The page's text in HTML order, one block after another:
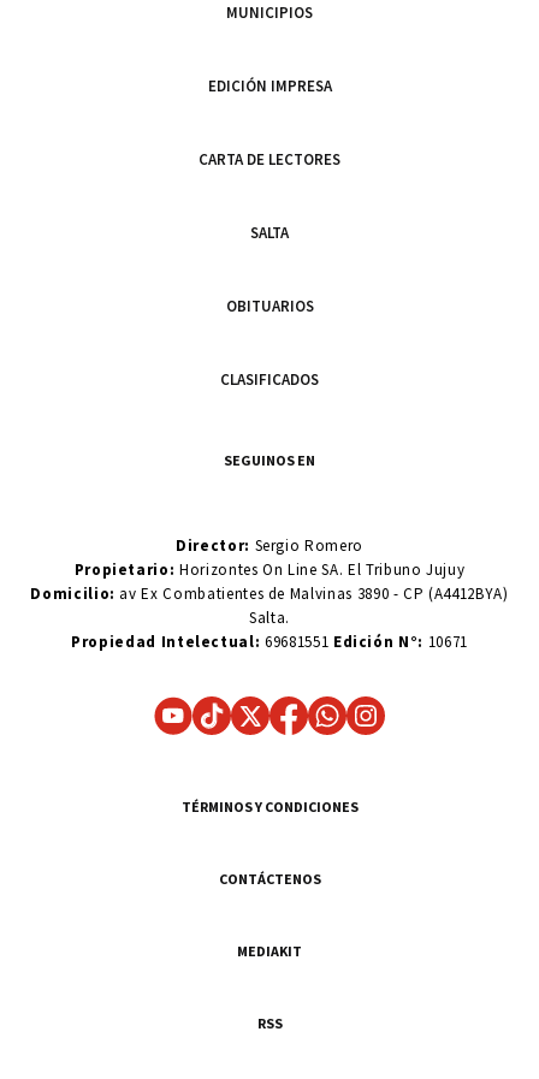
MUNICIPIOS
EDICIÓN IMPRESA
CARTA DE LECTORES
SALTA
OBITUARIOS
CLASIFICADOS
SEGUINOS EN
Director: Sergio Romero
Propietario:Horizontes On Line SA. El Tribuno Jujuy
Domicilio: av Ex Combatientes de Malvinas 3890 - CP (A4412BYA)
Salta.
Propiedad Intelectual: 69681551 Edición N°: 10671
TÉRMINOS Y CONDICIONES
CONTÁCTENOS
MEDIAKIT
RSS